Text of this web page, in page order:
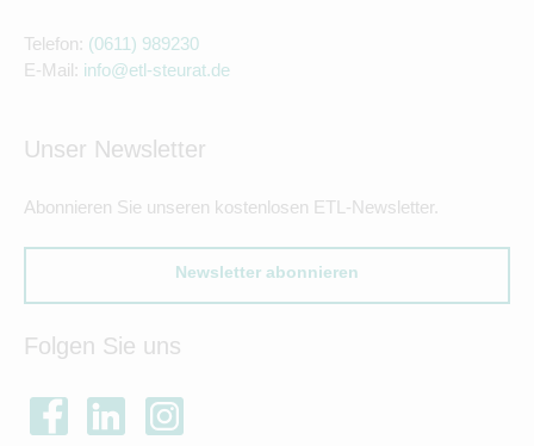
Telefon: (0611) 989230
E-Mail: info@etl-steurat.de
Unser Newsletter
Abonnieren Sie unseren kostenlosen ETL-Newsletter.
Newsletter abonnieren
Folgen Sie uns